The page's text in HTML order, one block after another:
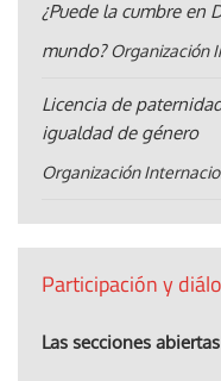
¿Puede la cumbre en
mundo? Organización
Licencia de
igualdad de género
Organización
Participación y
Las secciones